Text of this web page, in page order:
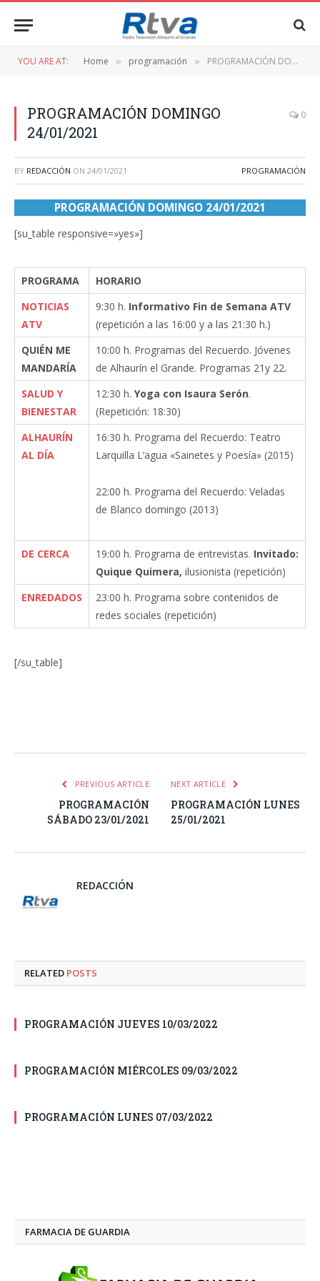
YOU ARE AT: Home » programación » PROGRAMACIÓN DOMINGO 24/01/2021
PROGRAMACIÓN DOMINGO
24/01/2021
0
BY REDACCIÓN ON 24/01/2021 PROGRAMACIÓN
PROGRAMACIÓN DOMINGO 24/01/2021
[su_table responsive=»yes»]
PROGRAMA
HORARIO
NOTICIAS
ATV
9:30 h. Informativo Fin de Semana ATV
(repetición a las 16:00 y a las 21:30 h.)
QUIÉN ME
MANDARÍA
10:00 h. Programas del Recuerdo. Jóvenes
de Alhaurín el Grande. Programas 21y 22.
SALUD Y
BIENESTAR
12:30 h. Yoga con Isaura Serón.
(Repetición: 18:30)
ALHAURÍN
AL DÍA
16:30 h. Programa del Recuerdo: Teatro
Larquilla L’agua «Sainetes y Poesía» (2015)
22:00 h. Programa del Recuerdo: Veladas
de Blanco domingo (2013)
DE CERCA 19:00 h. Programa de entrevistas. Invitado:
Quique Quimera, ilusionista (repetición)
ENREDADOS
23:00 h. Programa sobre contenidos de
redes sociales (repetición)
[/su_table]
PREVIOUS ARTICLE
PROGRAMACIÓN
SÁBADO 23/01/2021
NEXT ARTICLE
PROGRAMACIÓN LUNES
25/01/2021
REDACCIÓN
RELATED POSTS
PROGRAMACIÓN JUEVES 10/03/2022
PROGRAMACIÓN MIÉRCOLES 09/03/2022
PROGRAMACIÓN LUNES 07/03/2022
FARMACIA DE GUARDIA